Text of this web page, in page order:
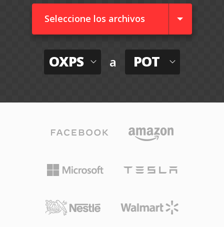
Seleccione los archivos
OXPS a POT